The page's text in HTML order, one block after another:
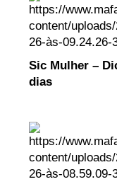
Sic Mulher –
dias